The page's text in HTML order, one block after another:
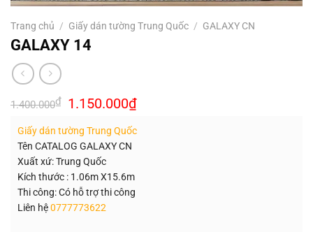
Trang chủ / Giấy dán tường Trung Quốc / GALAXY CN
GALAXY 14
1.400.000₫ Giá
gốc
1.400.000₫.
1.150.000₫Giá
hiện
là:
Giấy dán tường Trung Quốc
Tên CATALOG GALAXY CN
Xuất xứ: Trung Quốc
Kích thước : 1.06m X15.6m
Thi công: Có hỗ trợ thi công
Liên hệ0777773622